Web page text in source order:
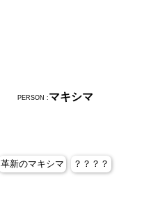
PERSON : マキシマ
革新のマキシマ ？？？？